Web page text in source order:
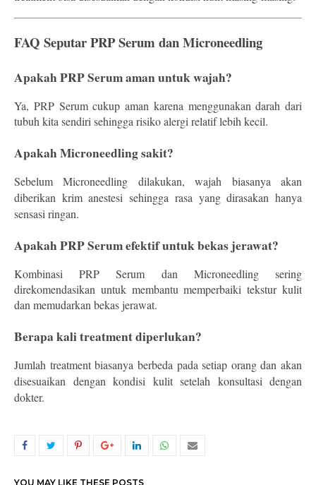
FAQ Seputar PRP Serum dan Microneedling
Apakah PRP Serum aman untuk wajah?
Ya, PRP Serum cukup aman karena menggunakan darah dari
tubuh kita sendiri sehingga risiko alergi relatif lebih kecil.
Apakah Microneedling sakit?
Sebelum Microneedling dilakukan, wajah biasanya akan
diberikan krim anestesi sehingga rasa yang dirasakan hanya
sensasi ringan.
Apakah PRP Serum efektif untuk bekas jerawat?
Kombinasi PRP Serum dan Microneedling sering
direkomendasikan untuk membantu memperbaiki tekstur kulit
dan memudarkan bekas jerawat.
Berapa kali treatment diperlukan?
Jumlah treatment biasanya berbeda pada setiap orang dan akan
disesuaikan dengan kondisi kulit setelah konsultasi dengan
dokter.
YOU MAY LIKE THESE POSTS